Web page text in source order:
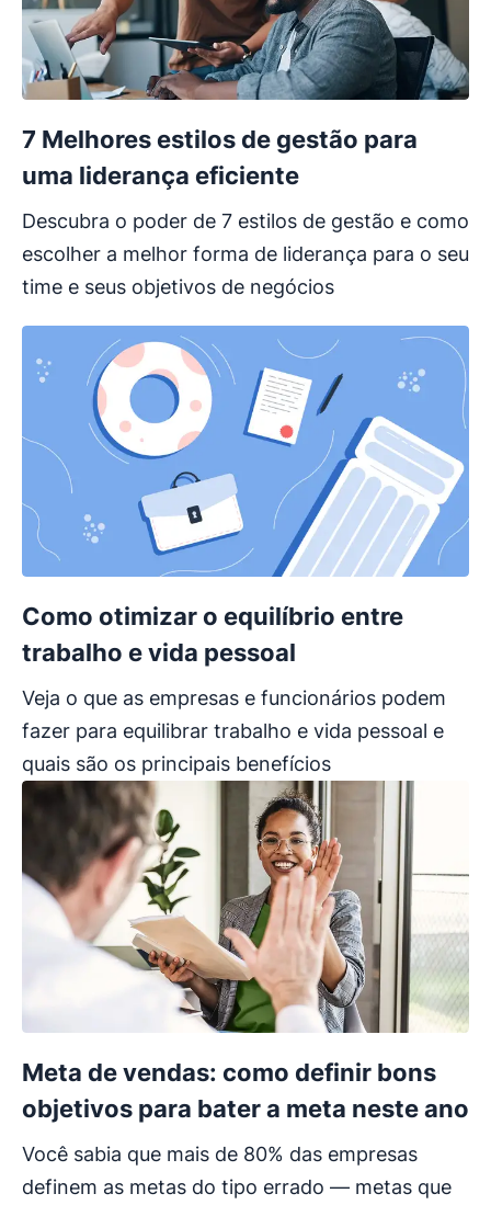
7 Melhores estilos de gestão para
uma liderança eficiente
Descubra o poder de 7 estilos de gestão e como
escolher a melhor forma de liderança para o seu
time e seus objetivos de negócios
Como otimizar o equilíbrio entre
trabalho e vida pessoal
Veja o que as empresas e funcionários podem
fazer para equilibrar trabalho e vida pessoal e
quais são os principais benefícios
Meta de vendas: como definir bons
objetivos para bater a meta neste ano
Você sabia que mais de 80% das empresas
definem as metas do tipo errado — metas que